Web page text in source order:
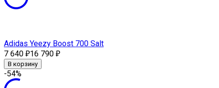
Adidas Yeezy Boost 700 Salt
7 640 ₽16 790 ₽
В корзину
-54%